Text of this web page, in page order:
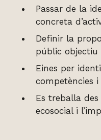
Passar de la
concreta
Definir la
públic
Eines per
competències
Es treballa
ecosocial i